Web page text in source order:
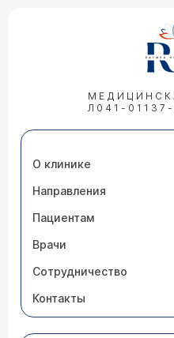
Л041-
О клинике
Направления
Пациентам
Врачи
Сотрудничество
Контакты